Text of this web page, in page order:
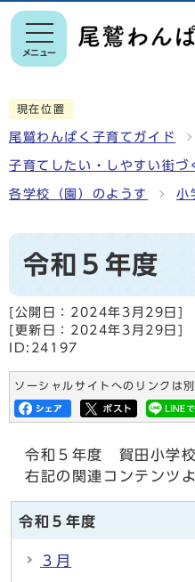
メニュー
現在位置
尾鷲わんぱく子育てガイド
子育てしたい・しやすい街づ
各学校（園）のようす 小
令和５年度
[公開日： 2024年3月29日 ]
[更新日： 2024年3月29日 ]
ID:24197
ソーシャルサイトへのリンクは
令和５年度 賀田小学校
右記の関連コンテンツ
令和５年度
３月